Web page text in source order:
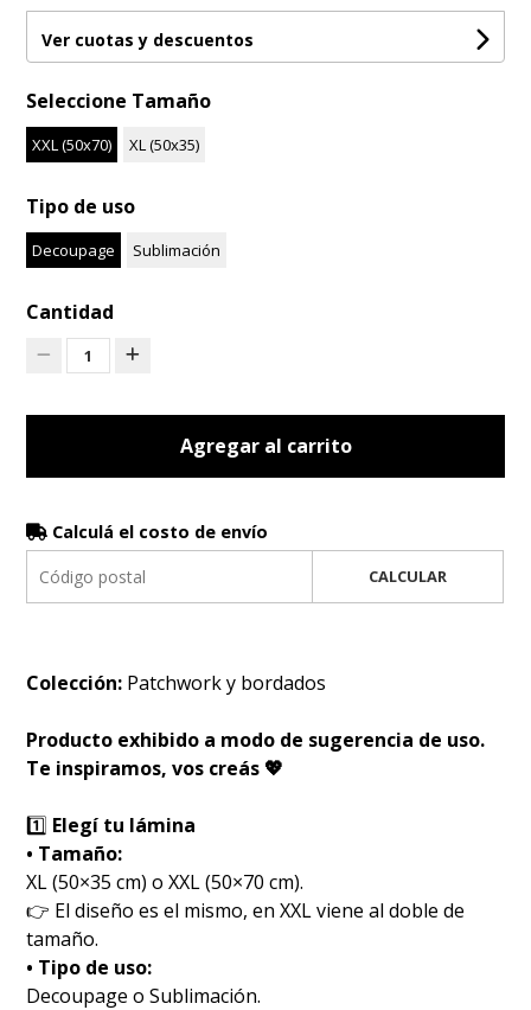
Ver cuotas y descuentos
Seleccione Tamaño
XXL (50x70) XL (50x35)
Tipo de uso
Decoupage Sublimación
Cantidad
1
Agregar al carrito
Calculá el costo de envío
CALCULAR
Colección: Patchwork y bordados
Producto exhibido a modo de sugerencia de uso.
Te inspiramos, vos creás 💖
1️⃣ Elegí tu lámina
• Tamaño:
XL (50×35 cm) o XXL (50×70 cm).
👉 El diseño es el mismo, en XXL viene al doble de
tamaño.
• Tipo de uso:
Decoupage o Sublimación.